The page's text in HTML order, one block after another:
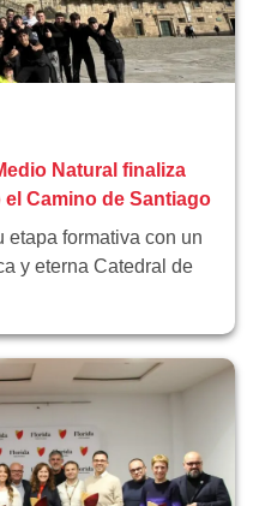
Natural finaliza
Camino de Santiago
etapa formativa con un
y eterna Catedral de